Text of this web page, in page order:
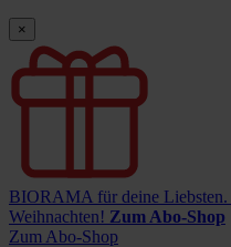
×
BIORAMA für deine Liebsten.
Weihnachten! Zum Abo-Shop
Zum Abo-Shop